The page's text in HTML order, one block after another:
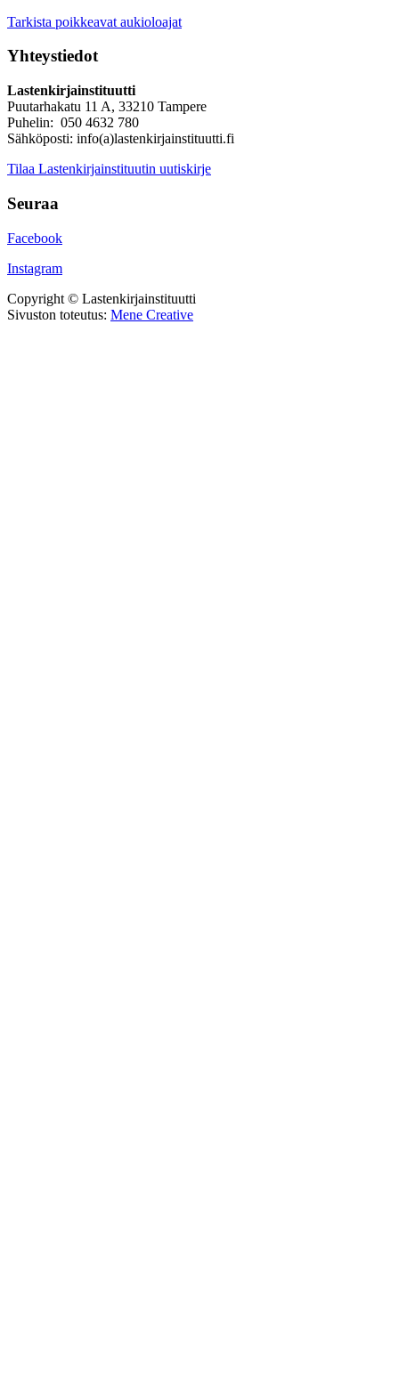
Tarkista poikkeavat aukioloajat
Yhteystiedot
Lastenkirjainstituutti
Puutarhakatu 11 A, 33210 Tampere
Puhelin: 050 4632 780
Sähköposti: info(a)lastenkirjainstituutti.fi
Tilaa Lastenkirjainstituutin uutiskirje
Seuraa
Facebook
Instagram
Copyright © Lastenkirjainstituutti
Sivuston toteutus: Mene Creative